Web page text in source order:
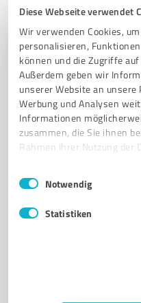
Diese Webseite verwendet
Wir verwenden Cookies,
personalisieren,
können und die Zugriffe
Außerdem geben wir
unserer Website an
Werbung und Analysen
Informationen
zusammen, die Sie ihnen
Rahmen Ihrer Nutzung der
Impressum
Einwilligungsauswahl
Notwendig
Statistiken
von 12
4 Coaching
Sascha Mößinger
Unternehmensberatung
STRATEGIEBERATUNG SALES
CONSULTING TRAINING
Stettiner Str. 56,